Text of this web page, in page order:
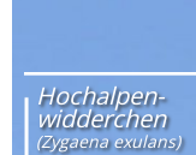
Hochalpen-
widderchen
(Zygaena exulans)